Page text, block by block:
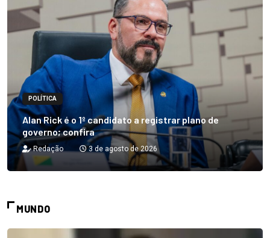
POLÍTICA
Alan Rick é o 1º candidato a registrar plano de
governo; confira
Redação 3 de agosto de 2026
MUNDO